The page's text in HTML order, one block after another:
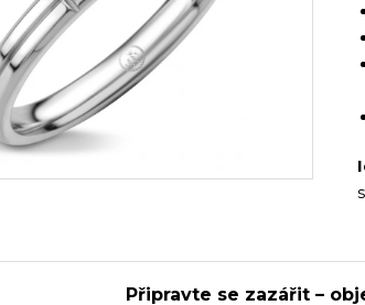
Připravte se zazářit –